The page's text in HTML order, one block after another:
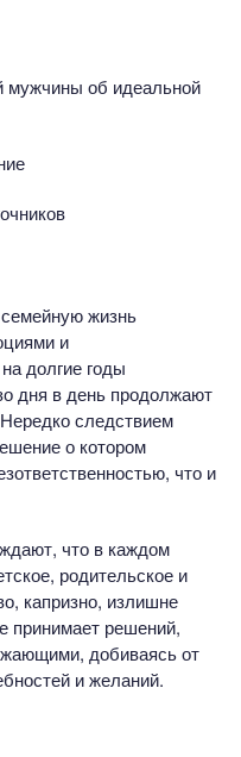
мужчины об идеальной
жизнь
и
долгие годы
дня в день продолжают
следствием
о котором
что и
что в каждом
родительское и
капризно, излишне
принимает решений,
добиваясь от
и желаний.